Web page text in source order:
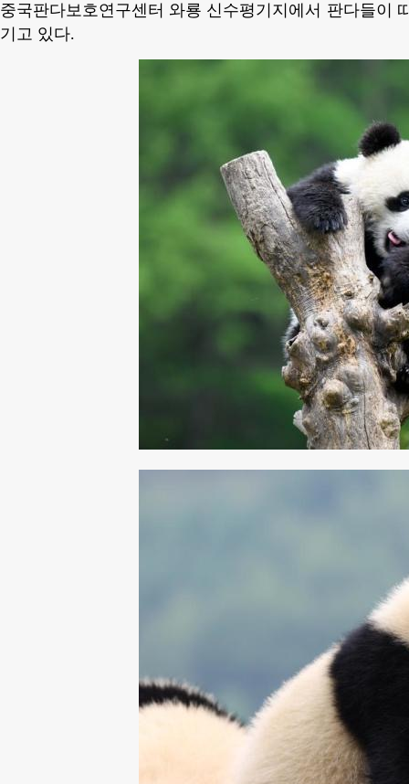
중국판다보호연구센터 와룡 신수평기지에서 판다들이
기고 있다.